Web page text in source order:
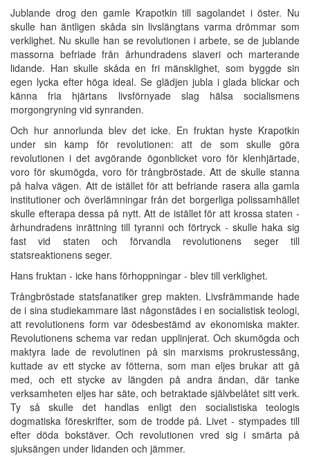
Jublande drog den gamle Krapotkin till sagolandet i öster. Nu
skulle han äntligen skåda sin livslängtans varma drömmar som
verklighet. Nu skulle han se revolutionen i arbete, se de jublande
massorna befriade från århundradens slaveri och marterande
lidande. Han skulle skåda en fri mänsklighet, som byggde sin
egen lycka efter höga ideal. Se glädjen jubla i glada blickar och
känna fria hjärtans livsförnyade slag hälsa socialismens
morgongryning vid synranden.
Och hur annorlunda blev det icke. En fruktan hyste Krapotkin
under sin kamp för revolutionen: att de som skulle göra
revolutionen i det avgörande ögonblicket voro för klenhjärtade,
voro för skumögda, voro för trångbröstade. Att de skulle stanna
på halva vägen. Att de istället för att befriande rasera alla gamla
institutioner och överlämningar från det borgerliga polissamhället
skulle efterapa dessa på nytt. Att de istället för att krossa staten -
århundradens inrättning till tyranni och förtryck - skulle haka sig
fast vid staten och förvandla revolutionens seger till
statsreaktionens seger.
Hans fruktan - icke hans förhoppningar - blev till verklighet.
Trångbröstade statsfanatiker grep makten. Livsfrämmande hade
de i sina studiekammare läst någonstädes i en socialistisk teologi,
att revolutionens form var ödesbestämd av ekonomiska makter.
Revolutionens schema var redan upplinjerat. Och skumögda och
maktyra lade de revolutinen på sin marxisms prokrustessäng,
kuttade av ett stycke av fötterna, som man eljes brukar att gå
med, och ett stycke av längden på andra ändan, där tanke
verksamheten eljes har säte, och betraktade självbelåtet sitt verk.
Ty så skulle det handlas enligt den socialistiska teologis
dogmatiska föreskrifter, som de trodde på. Livet - stympades till
efter döda bokstäver. Och revolutionen vred sig i smärta på
sjuksängen under lidanden och jämmer.